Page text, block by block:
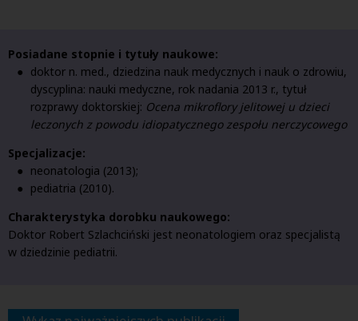
Posiadane stopnie i tytuły naukowe:
doktor n. med., dziedzina nauk medycznych i nauk o zdrowiu,
dyscyplina: nauki medyczne, rok nadania 2013 r., tytuł
rozprawy doktorskiej: Ocena mikroflory jelitowej u dzieci
leczonych z powodu idiopatycznego zespołu nerczycowego
Specjalizacje:
neonatologia (2013);
pediatria (2010).
Charakterystyka dorobku naukowego:
Doktor Robert Szlachciński jest neonatologiem oraz specjalistą
w dziedzinie pediatrii.